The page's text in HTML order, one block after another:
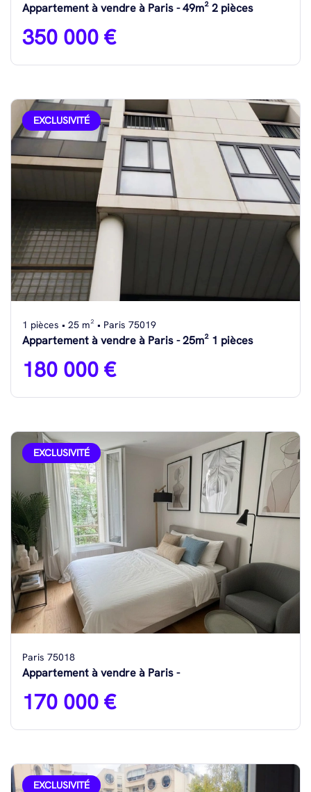
Appartement à vendre à Paris - 49m² 2 pièces
350 000 €
EXCLUSIVITÉ
1 pièces • 25 m² • Paris 75019
Appartement à vendre à Paris - 25m² 1 pièces
180 000 €
EXCLUSIVITÉ
Paris 75018
Appartement à vendre à Paris -
170 000 €
EXCLUSIVITÉ